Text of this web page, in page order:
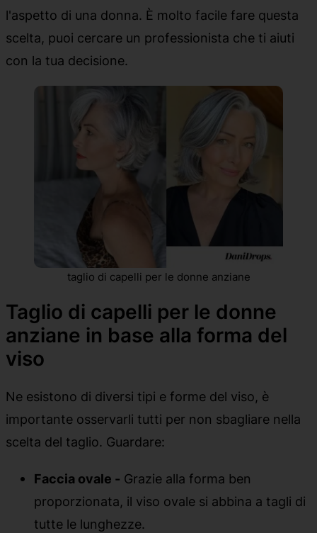
l'aspetto di una donna. È molto facile fare questa
scelta, puoi cercare un professionista che ti aiuti
con la tua decisione.
taglio di capelli per le donne anziane
Taglio di capelli per le donne
anziane in base alla forma del
viso
Ne esistono di diversi tipi e forme del viso, è
importante osservarli tutti per non sbagliare nella
scelta del taglio. Guardare:
Faccia ovale - Grazie alla forma ben
proporzionata, il viso ovale si abbina a tagli di
tutte le lunghezze.